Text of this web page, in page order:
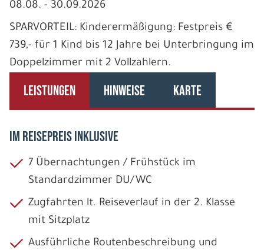
08.08. - 30.09.2026
SPARVORTEIL: Kinderermäßigung: Festpreis €
739,- für 1 Kind bis 12 Jahre bei Unterbringung im
Doppelzimmer mit 2 Vollzahlern.
LEISTUNGEN HINWEISE KARTE
IM REISEPREIS INKLUSIVE
7 Übernachtungen / Frühstück im
Standardzimmer DU/WC
Zugfahrten lt. Reiseverlauf in der 2. Klasse
mit Sitzplatz
Ausführliche Routenbeschreibung und